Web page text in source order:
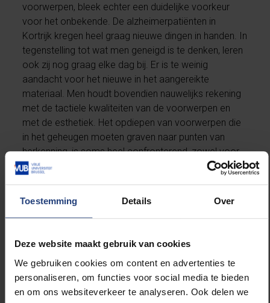
Toestemming Details Over
Deze website maakt gebruik van cookies
We gebruiken cookies om content en advertenties te
personaliseren, om functies voor social media te bieden
en om ons websiteverkeer te analyseren. Ook delen we
voorwerpen, bleek echter een duidelijke voorkeur
voor het onbekende. De alzheimerpatiënten in
Kortrijk kregen heel graag nieuwe dingen in handen. In
tegenstelling tot wat men geneigd is te denken, leren
ook zij nog graag elke dag bij. Er is te weinig
aandacht voor het nieuwe in het aangereikte
materiaal. Men houdt bovendien nauwelijks rekening
met de tactiele kwaliteiten van de voorwerpen en
met de esthetiek. Het opdiepen van voorwerpen die
in het geheugen moeten graven naar punten van
herkenning, is soms heel confronterend, zowel voor
de patiënt als voor zijn omgeving. Ten slotte bleek
erfgoedwaarde: een voorwerp uit een museum had
onmiddellijke omgeving.”
Luypaert onderzocht voorts of de plaats en de
context ook een rol speelden in de beleving. “Heel
vaak vinden activiteiten rond kunstbeleving in een